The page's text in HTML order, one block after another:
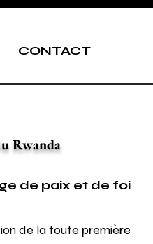
CONTACT
Rwanda
de paix et de foi
de la toute première